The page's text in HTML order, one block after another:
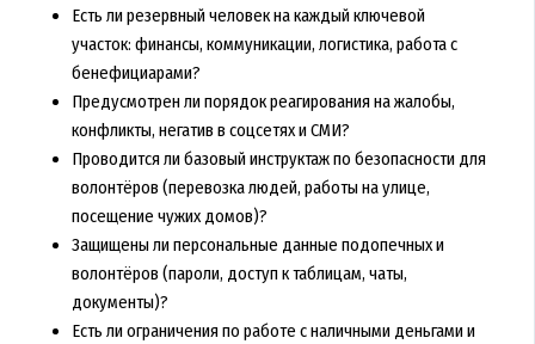
Есть ли резервный человек на каждый ключевой
участок: финансы, коммуникации, логистика, работа с
бенефициарами?
Предусмотрен ли порядок реагирования на жалобы,
конфликты, негатив в соцсетях и СМИ?
Проводится ли базовый инструктаж по безопасности для
волонтёров (перевозка людей, работы на улице,
посещение чужих домов)?
Защищены ли персональные данные подопечных и
волонтёров (пароли, доступ к таблицам, чаты,
документы)?
Есть ли ограничения по работе с наличными деньгами и